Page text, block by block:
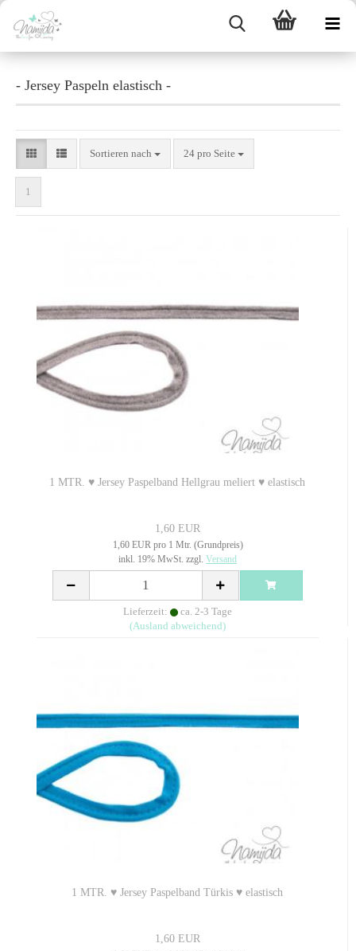
- Jersey Paspeln elastisch -
Sortieren nach 24 pro Seite
1
1 MTR. ♥ Jersey Paspelband Hellgrau meliert ♥ elastisch
1,60 EUR
1,60 EUR pro 1 Mtr. (Grundpreis)
inkl. 19% MwSt. zzgl. Versand
Lieferzeit:
ca. 2-3 Tage
(Ausland abweichend)
1 MTR. ♥ Jersey Paspelband Türkis ♥ elastisch
1,60 EUR